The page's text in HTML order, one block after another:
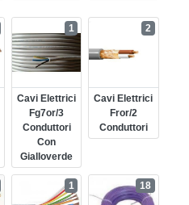
Cavi Elettrici
Fg7or/3
Conduttori
Con
Gialloverde
1
Cavi Elettrici
Fror/2
Conduttori
2
1 18